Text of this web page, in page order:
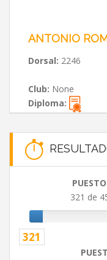
ANTONIO
Dorsal: 2246
Club: None
Diploma:
321 de
321